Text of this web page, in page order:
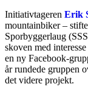
Initiativtageren Erik
mountainbiker –
Sporbyggerlaug
skoven med
en ny Facebook-
år rundede gruppen
det videre projekt.